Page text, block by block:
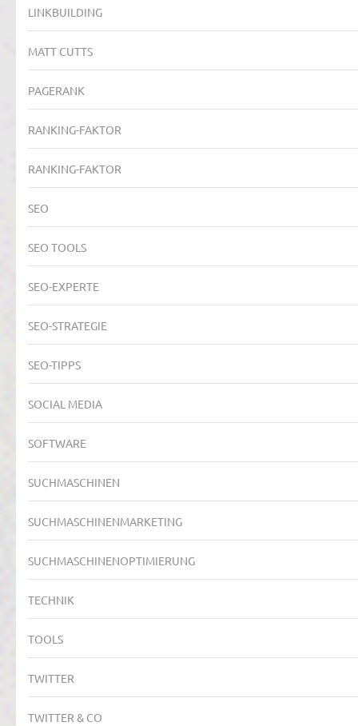
LINKBUILDING
MATT CUTTS
PAGERANK
RANKING-FAKTOR
RANKING-FAKTOR
SEO
SEO TOOLS
SEO-EXPERTE
SEO-STRATEGIE
SEO-TIPPS
SOCIAL MEDIA
SOFTWARE
SUCHMASCHINEN
SUCHMASCHINENMARKETING
SUCHMASCHINENOPTIMIERUNG
TECHNIK
TOOLS
TWITTER
TWITTER & CO